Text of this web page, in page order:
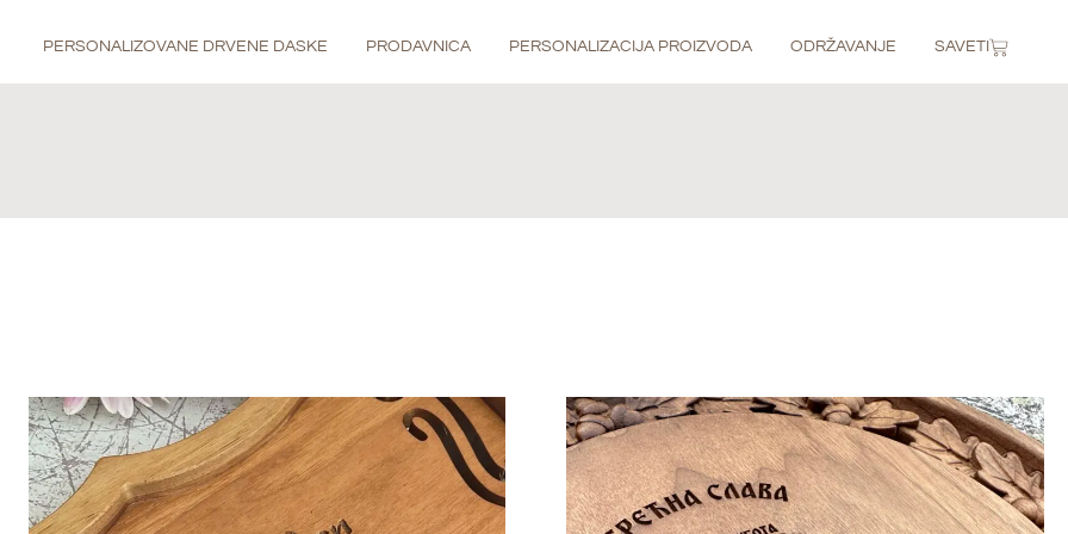
PERSONALIZOVANE DRVENE DASKE PRODAVNICA PERSONALIZACIJA PROIZVODA ODRŽAVANJE SAVETI